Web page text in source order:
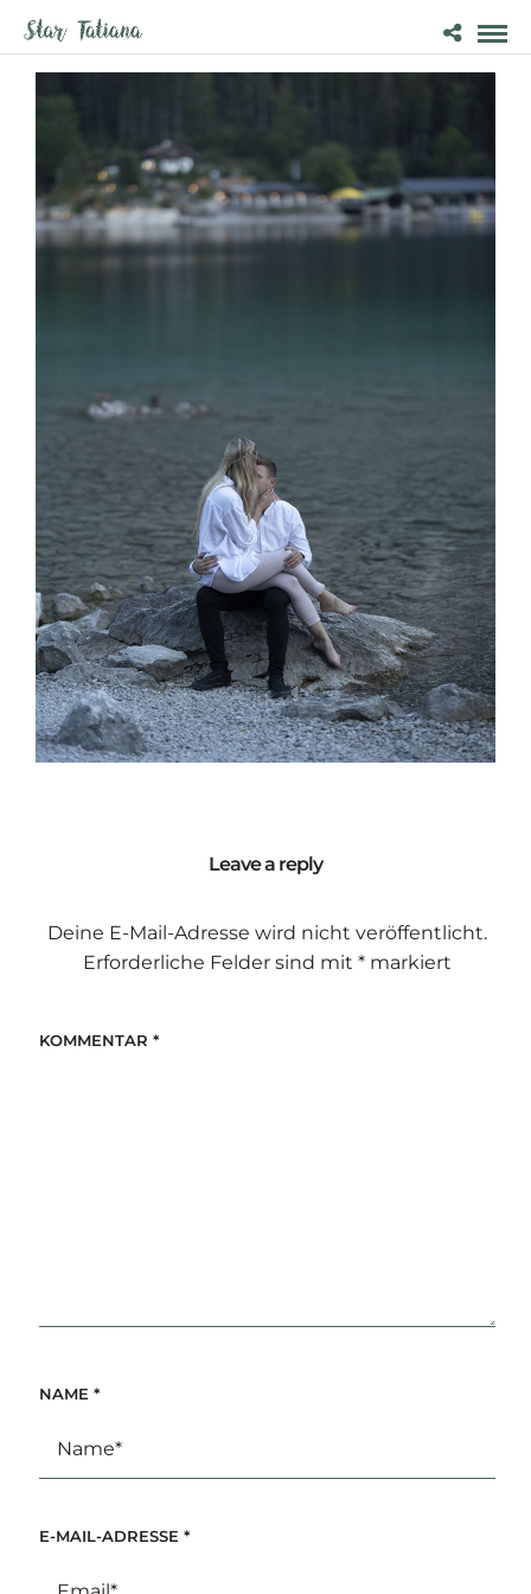
Leave a reply
Deine E-Mail-Adresse wird nicht veröffentlicht.
Erforderliche Felder sind mit *markiert
KOMMENTAR *
NAME *
E-MAIL-ADRESSE *